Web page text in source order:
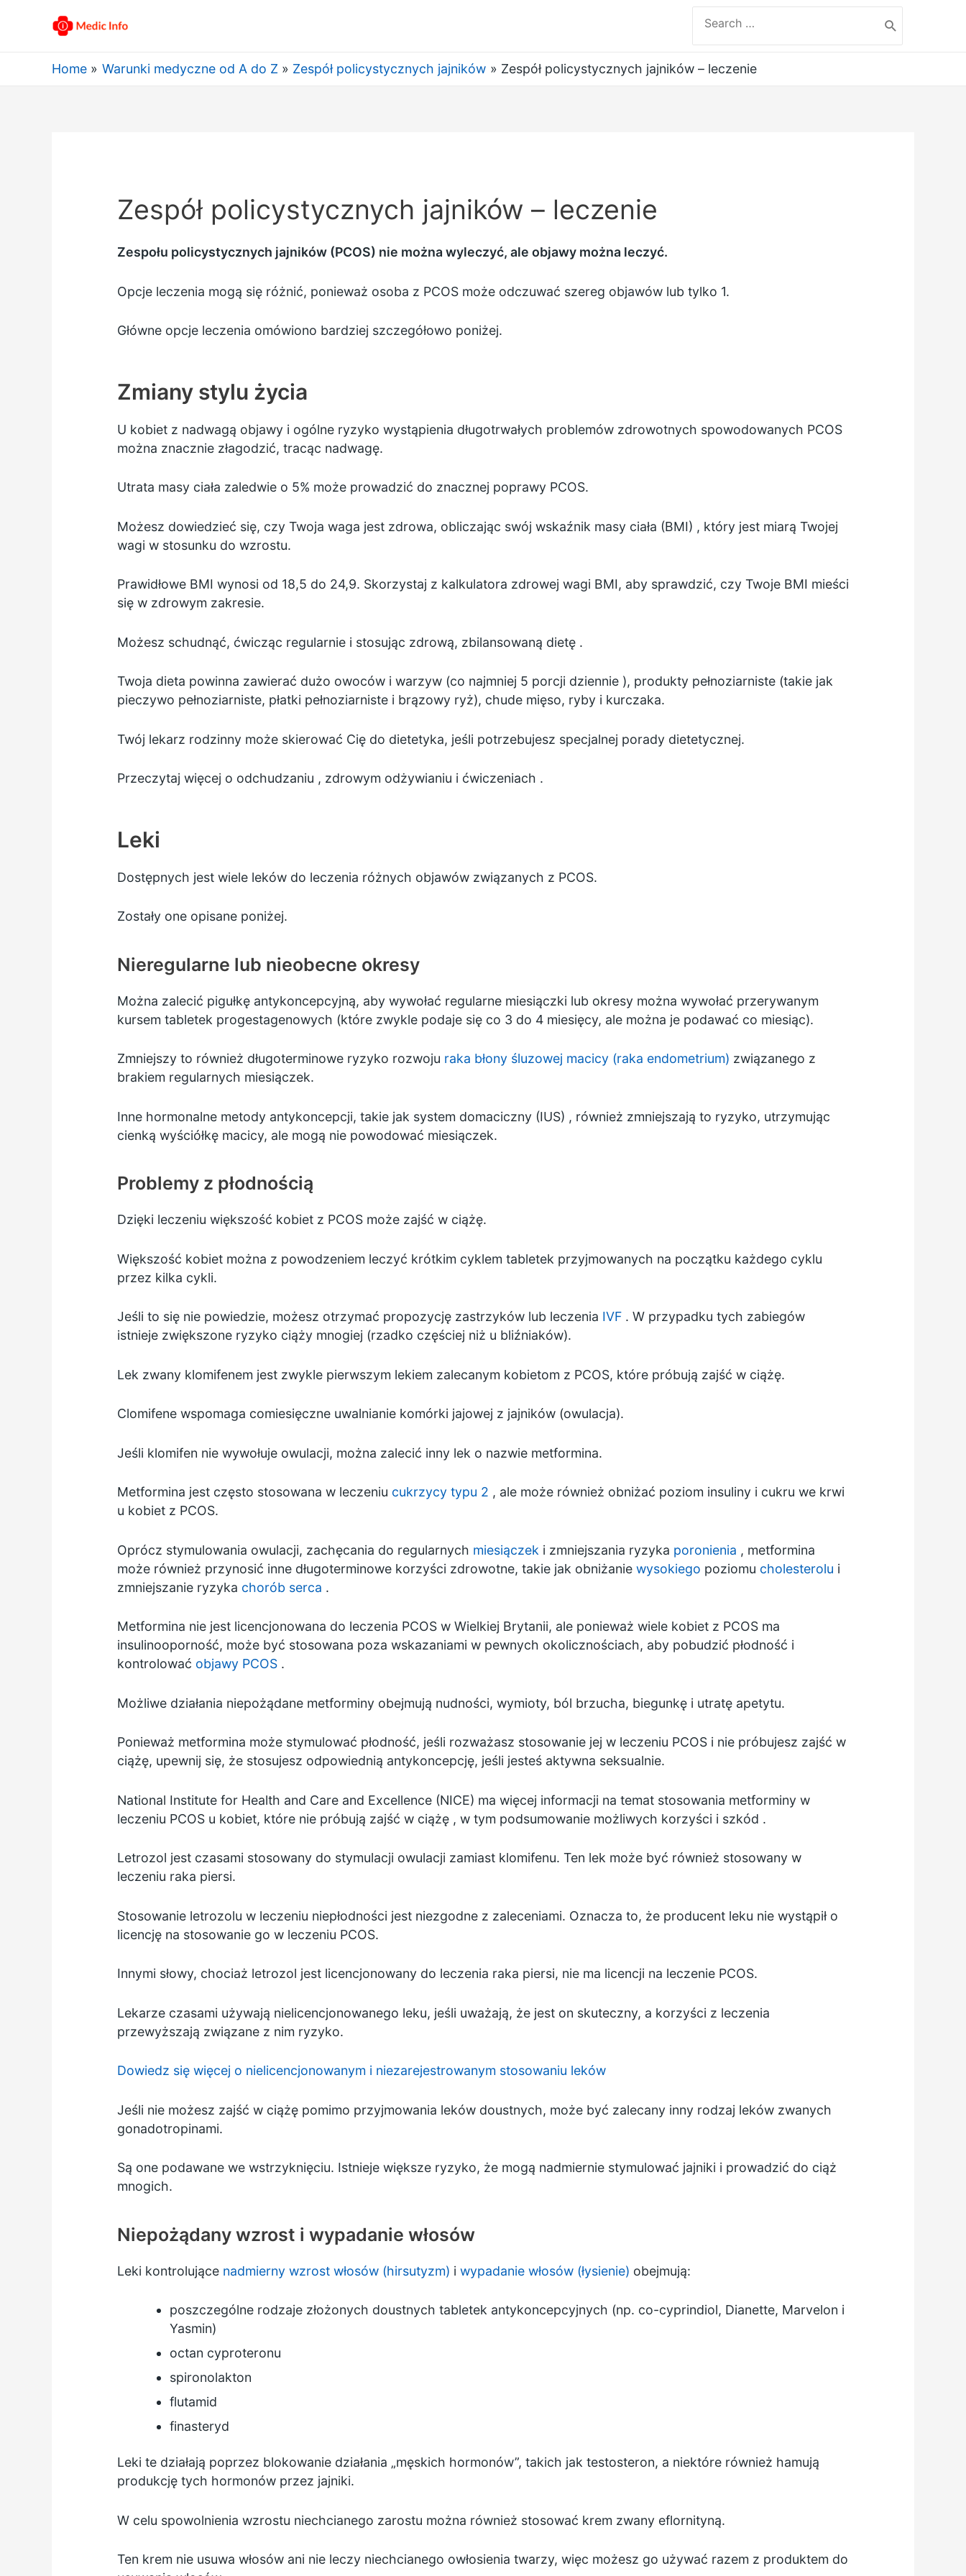
for:
Home Warunki medyczne od A do Z Zespół policystycznych jajników Zespół policystycznych jajników – leczenie
Zespół policystycznych jajników – leczenie
Zespołu policystycznych jajników (PCOS) nie można wyleczyć, ale objawy można leczyć.
Opcje leczenia mogą się różnić, ponieważ osoba z PCOS może odczuwać szereg objawów lub tylko 1.
Główne opcje leczenia omówiono bardziej szczegółowo poniżej.
Zmiany stylu życia
U kobiet z nadwagą objawy i ogólne ryzyko wystąpienia długotrwałych problemów zdrowotnych spowodowanych PCOS
można znacznie złagodzić, tracąc nadwagę.
Utrata masy ciała zaledwie o 5% może prowadzić do znacznej poprawy PCOS.
Możesz dowiedzieć się, czy Twoja waga jest zdrowa, obliczając swój wskaźnik masy ciała (BMI) , który jest miarą Twojej
wagi w stosunku do wzrostu.
Prawidłowe BMI wynosi od 18,5 do 24,9. Skorzystaj z kalkulatora zdrowej wagi BMI, aby sprawdzić, czy Twoje BMI mieści
się w zdrowym zakresie.
Możesz schudnąć, ćwicząc regularniei stosując zdrową, zbilansowaną dietę.
Twoja dieta powinna zawierać dużo owoców i warzyw (co najmniej 5 porcji dziennie), produkty pełnoziarniste (takie jak
pieczywo pełnoziarniste, płatki pełnoziarniste i brązowy ryż), chude mięso, ryby i kurczaka.
Twój lekarz rodzinny może skierować Cię do dietetyka, jeśli potrzebujesz specjalnej porady dietetycznej.
Przeczytaj więcej o odchudzaniu , zdrowym odżywianiu i ćwiczeniach .
Leki
Dostępnych jest wiele leków do leczenia różnych objawów związanych z PCOS.
Zostały one opisane poniżej.
Nieregularne lub nieobecne okresy
Można zalecić pigułkę antykoncepcyjną, aby wywołać regularne miesiączki lub okresy można wywołać przerywanym
kursem tabletek progestagenowych (które zwykle podaje się co 3 do 4 miesięcy, ale można je podawać co miesiąc).
Zmniejszy to również długoterminowe ryzyko rozwoju raka błony śluzowej macicy (raka endometrium) związanego z
brakiem regularnych miesiączek.
Inne hormonalne metody antykoncepcji, takie jak system domaciczny (IUS) , również zmniejszają to ryzyko, utrzymując
cienką wyściółkę macicy, ale mogą nie powodować miesiączek.
Problemy z płodnością
Dzięki leczeniu większość kobiet z PCOS może zajść w ciążę.
Większość kobiet można z powodzeniem leczyć krótkim cyklem tabletek przyjmowanych na początku każdego cyklu
przez kilka cykli.
Jeśli to się nie powiedzie, możesz otrzymać propozycję zastrzyków lub leczenia IVF. W przypadku tych zabiegów
istnieje zwiększone ryzyko ciąży mnogiej (rzadko częściej niż u bliźniaków).
Lek zwany klomifenem jest zwykle pierwszym lekiem zalecanym kobietom z PCOS, które próbują zajść w ciążę.
Clomifene wspomaga comiesięczne uwalnianie komórki jajowej z jajników (owulacja).
Jeśli klomifen nie wywołuje owulacji, można zalecić inny lek o nazwie metformina.
Metformina jest często stosowana w leczeniu cukrzycy typu 2 , ale może również obniżać poziom insuliny i cukru we krwi
u kobiet z PCOS.
Oprócz stymulowania owulacji, zachęcania do regularnych miesiączek i zmniejszania ryzyka poronienia , metformina
może również przynosić inne długoterminowe korzyści zdrowotne, takie jak obniżanie wysokiego poziomu cholesterolu i
zmniejszanie ryzyka chorób serca .
Metformina nie jest licencjonowana do leczenia PCOS w Wielkiej Brytanii, ale ponieważ wiele kobiet z PCOS ma
insulinooporność, może być stosowana poza wskazaniami w pewnych okolicznościach, aby pobudzić płodność i
kontrolować objawy PCOS.
Możliwe działania niepożądane metforminy obejmują nudności, wymioty, ból brzucha, biegunkęi utratę apetytu.
Ponieważ metformina może stymulować płodność, jeśli rozważasz stosowanie jej w leczeniu PCOS i nie próbujesz zajść w
ciążę, upewnij się, że stosujesz odpowiednią antykoncepcję, jeśli jesteś aktywna seksualnie.
National Institute for Health and Care and Excellence (NICE) ma więcej informacji na temat stosowania metforminy w
leczeniu PCOS u kobiet, które nie próbują zajść w ciążę, w tym podsumowanie możliwych korzyści i szkód .
Letrozol jest czasami stosowany do stymulacji owulacji zamiast klomifenu. Ten lek może być również stosowany w
leczeniu raka piersi.
Stosowanie letrozolu w leczeniu niepłodności jest niezgodne z zaleceniami. Oznacza to, że producent leku nie wystąpił o
licencję na stosowanie go w leczeniu PCOS.
Innymi słowy, chociaż letrozol jest licencjonowany do leczenia raka piersi, nie ma licencji na leczenie PCOS.
Lekarze czasami używają nielicencjonowanego leku, jeśli uważają, że jest on skuteczny, a korzyści z leczenia
przewyższają związane z nim ryzyko.
Dowiedz się więcej o nielicencjonowanym i niezarejestrowanym stosowaniu leków
Jeśli nie możesz zajść w ciążę pomimo przyjmowania leków doustnych, może być zalecany inny rodzaj leków zwanych
gonadotropinami.
Są one podawane we wstrzyknięciu. Istnieje większe ryzyko, że mogą nadmiernie stymulować jajniki i prowadzić do ciąż
mnogich.
Niepożądany wzrost i wypadanie włosów
Leki kontrolujące nadmierny wzrost włosów (hirsutyzm) i wypadanie włosów (łysienie) obejmują:
poszczególne rodzaje złożonych doustnych tabletek antykoncepcyjnych (np. co-cyprindiol, Dianette, Marvelon i
Yasmin)
octan cyproteronu
spironolakton
flutamid
finasteryd
Leki te działają poprzez blokowanie działania „męskich hormonów”, takich jak testosteron, a niektóre również hamują
produkcję tych hormonów przez jajniki.
W celu spowolnienia wzrostu niechcianego zarostu można również stosować krem zwany eflornityną.
Ten krem nie usuwa włosów ani nie leczy niechcianego owłosienia twarzy, więc możesz go używać razem z produktem do